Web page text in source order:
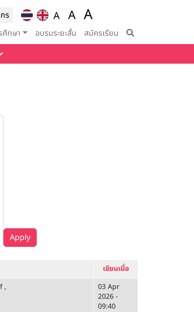
for
ร
A
Set font size to 100%
A
Set font size to 125%
A
Set font size to
ศึกษา อบรมระยะสั้น
สมัครเรียน
Apply
เขียนเมื่อ
,
03 Apr
2026 -
09:40